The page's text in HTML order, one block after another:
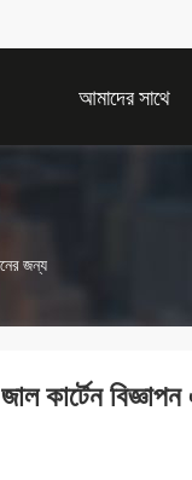
আমাদের সাথে
জন্য
বিজ্ঞাপন